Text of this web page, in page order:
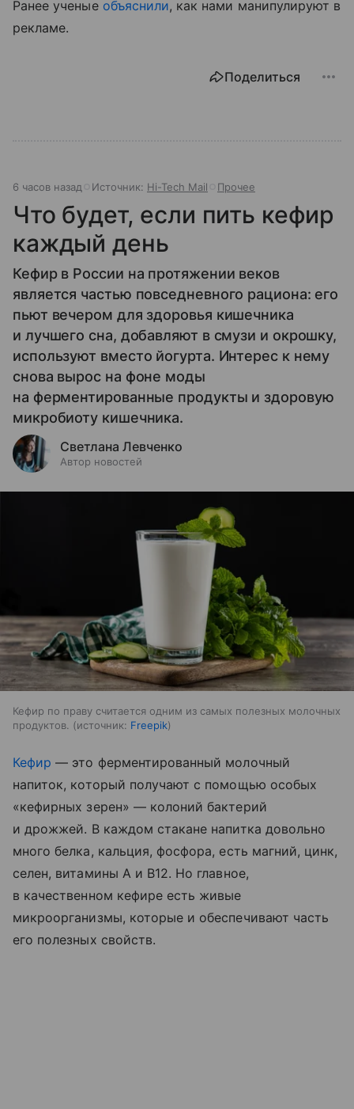
Ранее ученые объяснили, как нами манипулируют в
рекламе.
Поделиться
6 часов назад Источник: Hi-Tech Mail Прочее
Что будет, если пить кефир
каждый день
Кефир в России на протяжении веков
является частью повседневного рациона: его
пьют вечером для здоровья кишечника
и лучшего сна, добавляют в смузи и окрошку,
используют вместо йогурта. Интерес к нему
снова вырос на фоне моды
на ферментированные продукты и здоровую
микробиоту кишечника.
Светлана Левченко
Автор новостей
Кефир по праву считается одним из самых полезных молочных
продуктов.
источник: Freepik
Кефир — это ферментированный молочный
напиток, который получают с помощью особых
«кефирных зерен» — колоний бактерий
и дрожжей. В каждом стакане напитка довольно
много белка, кальция, фосфора, есть магний, цинк,
селен, витамины A и B12. Но главное,
в качественном кефире есть живые
микроорганизмы, которые и обеспечивают часть
его полезных свойств.